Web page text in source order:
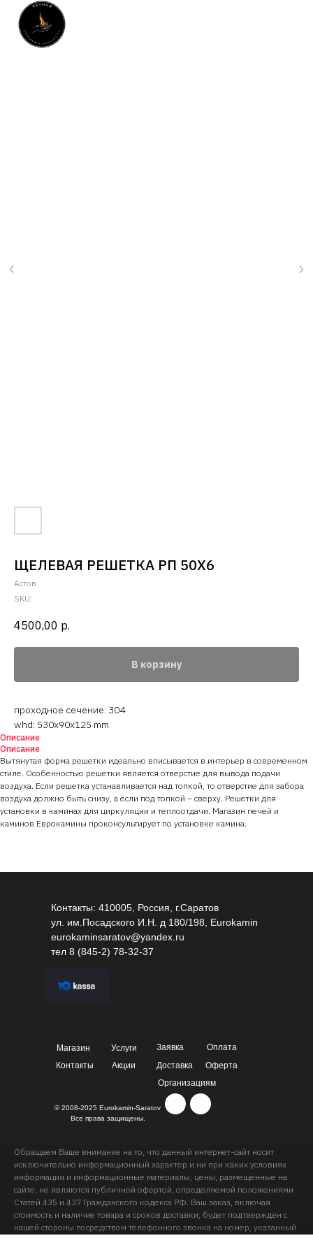
ЩЕЛЕВАЯ РЕШЕТКА РП 50Х6
Астов
SKU:
4500,00 р.
В корзину
проходное сечение: 304
whd: 530x90x125 mm
Описание
Описание
Вытянутая форма решетки идеально вписывается в интерьер в современном
стиле. Особенностью решетки является отверстие для вывода подачи
воздуха. Если решетка устанавливается над топкой, то отверстие для забора
воздуха должно быть снизу, а если под топкой – сверху. Решетки для
установки в каминах для циркуляции и теплоотдачи. Магазин печей и
каминов Еврокамины проконсультирует по установке камина.
Контакты: 410005, Россия, г.Саратов
ул. им.Посадского И.Н. д 180/198, Eurokamin
eurokaminsaratov@yandex.ru
тел 8 (845-2) 78-32-37
Магазин
© 2008-2025 Eurokamin-Saratov
Все права защищены.
Услуги Заявка
Оплата
Акции
Контакты Доставка
Оферта
Организациям
Обращаем Ваше внимание на то, что данный интернет-сайт носит
исключительно информационный характер и ни при каких условиях
информация и информационные материалы, цены, размещенные на
сайте, не являются публичной офертой, определяемой положениями
Статей 435 и 437 Гражданского кодекса РФ. Ваш заказ, включая
стоимость и наличие товара и сроков доставки, будет подтвержден с
нашей стороны посредством телефонного звонка на номер, указанный